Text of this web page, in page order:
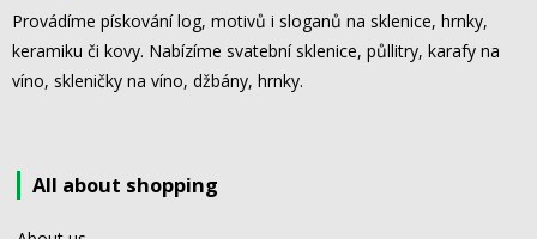
Provádíme pískování log, motivů i sloganů na sklenice, hrnky,
keramiku či kovy. Nabízíme svatební sklenice, půllitry, karafy na
víno, skleničky na víno, džbány, hrnky.
All about shopping